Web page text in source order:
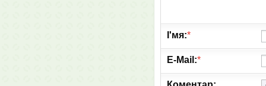
І'мя:*
E-Mail:*